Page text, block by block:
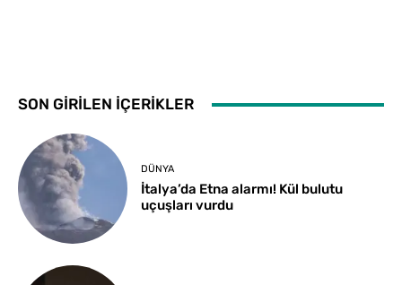
SON GİRİLEN İÇERİKLER
DÜNYA
İtalya’da Etna alarmı! Kül bulutu
uçuşları vurdu